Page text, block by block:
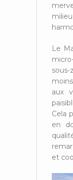
Le
aux
Cela
en
et